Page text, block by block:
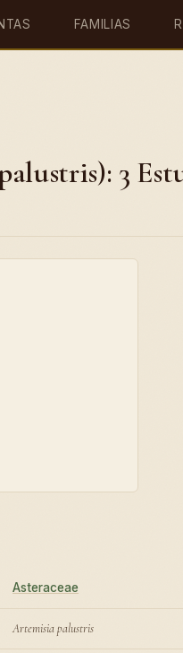
FAMILIAS
3
Asteraceae
Artemisia palustris